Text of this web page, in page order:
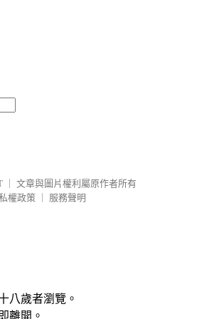
文章與圖片權利屬原作者所有
權政策
服務聲明
八歲者瀏覽。
離開。